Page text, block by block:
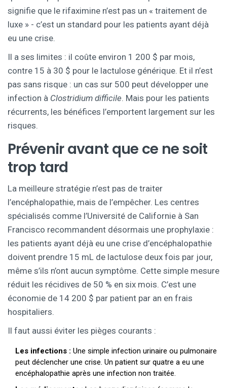
signifie que le rifaximine n’est pas un « traitement de
luxe » - c’est un standard pour les patients ayant déjà
eu une crise.
Il a ses limites : il coûte environ 1 200 $ par mois,
contre 15 à 30 $ pour le lactulose générique. Et il n’est
pas sans risque : un cas sur 500 peut développer une
infection à Clostridium difficile. Mais pour les patients
récurrents, les bénéfices l’emportent largement sur les
risques.
Prévenir avant que ce ne soit
trop tard
La meilleure stratégie n’est pas de traiter
l’encéphalopathie, mais de l’empêcher. Les centres
spécialisés comme l’Université de Californie à San
Francisco recommandent désormais une prophylaxie :
les patients ayant déjà eu une crise d’encéphalopathie
doivent prendre 15 mL de lactulose deux fois par jour,
même s’ils n’ont aucun symptôme. Cette simple mesure
réduit les récidives de 50 % en six mois. C’est une
économie de 14 200 $ par patient par an en frais
hospitaliers.
Il faut aussi éviter les pièges courants :
Les infections : Une simple infection urinaire ou pulmonaire
peut déclencher une crise. Un patient sur quatre a eu une
encéphalopathie après une infection non traitée.